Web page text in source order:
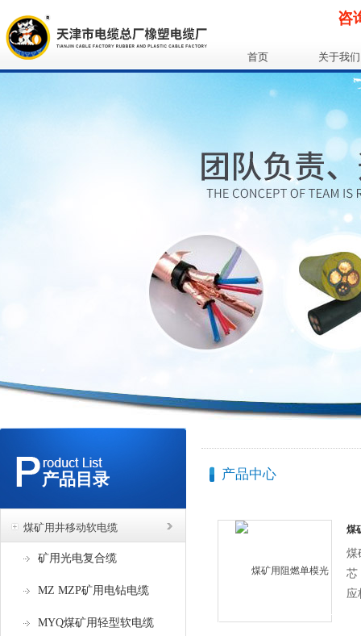
咨
首页 关于我们
产品目录
煤矿用井移动软电缆
矿用光电复合缆
MZ MZP矿用电钻电缆
MYQ煤矿用轻型软电缆
产品中心
煤
煤
芯
应